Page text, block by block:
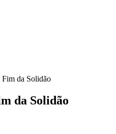
Fim da Solidão
da Solidão